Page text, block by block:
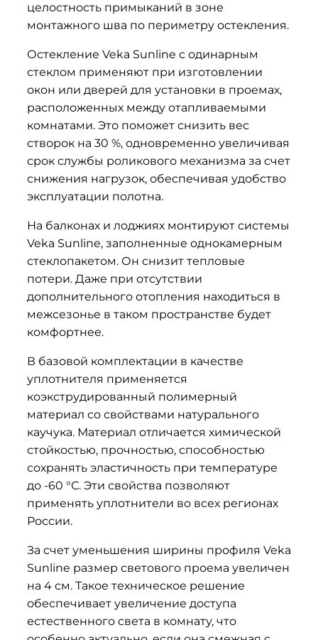
целостность примыканий в зоне
монтажного шва по периметру остекления.
Остекление Veka Sunline с одинарным
стеклом применяют при изготовлении
окон или дверей для установки в проемах,
расположенных между отапливаемыми
комнатами. Это поможет снизить вес
створок на 30 %, одновременно увеличивая
срок службы роликового механизма за счет
снижения нагрузок, обеспечивая удобство
эксплуатации полотна.
На балконах и лоджиях монтируют системы
Veka Sunline, заполненные однокамерным
стеклопакетом. Он снизит тепловые
потери. Даже при отсутствии
дополнительного отопления находиться в
межсезонье в таком пространстве будет
комфортнее.
В базовой комплектации в качестве
уплотнителя применяется
коэкструдированный полимерный
материал со свойствами натурального
каучука. Материал отличается химической
стойкостью, прочностью, способностью
сохранять эластичность при температуре
до -60 °С. Эти свойства позволяют
применять уплотнители во всех регионах
России.
За счет уменьшения ширины профиля Veka
Sunline размер светового проема увеличен
на 4 см. Такое техническое решение
обеспечивает увеличение доступа
естественного света в комнату, что